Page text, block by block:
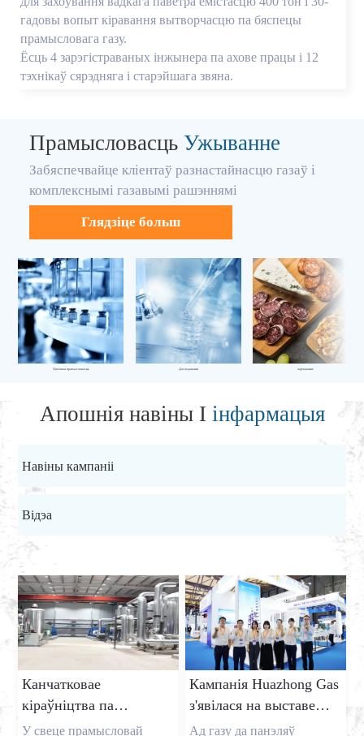
гадовы вопыт кіравання вытворчасцю па бяспецы
прамысловага газу.
Ёсць 4 зарэгістраваных інжынера па ахове працы і 12
тэхнікаў сярэдняга і старэйшага звяна.
Прамысловасць Ужыванне
Забяспечвайце кліентаў разнастайнасцю газаў і
комплекснымі газавымі рашэннямі
Глядзіце больш
Хімічная прамысловасць Даследаванні харчаванне
Апошнія навіны І інфармацыя
Навіны кампаніі
Відэа
Канчатковае
кіраўніцтва па
выпрацоўцы газу на
У свеце прамысловай
Кампанія Huazhong Gas
з'явілася на выставе
DIC EXPO 2025
Ад газу да панэляў